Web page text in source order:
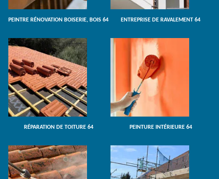
PEINTRE RÉNOVATION BOISERIE, BOIS 64 ENTREPRISE DE RAVALEMENT 64
RÉPARATION DE TOITURE 64 PEINTURE INTÉRIEURE 64